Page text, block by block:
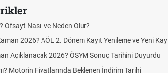
Ofsayt Nasıl ve Neden Olur?
2026? AÖL 2. Dönem Kayıt Yenileme ve Yeni
Açıklanacak 2026? ÖSYM Sonuç Tarihini Duyurdu
Motorin Fiyatlarında Beklenen İndirim Tarihi